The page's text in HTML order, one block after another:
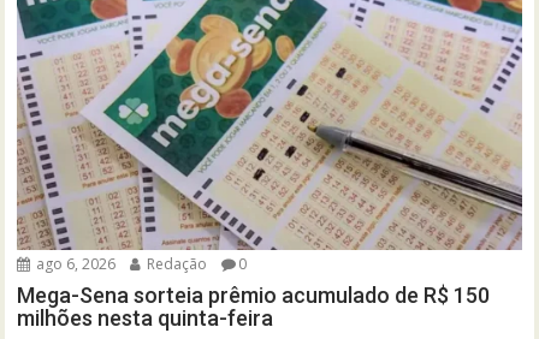
ago 6, 2026 Redação 0
Mega-Sena sorteia prêmio acumulado de R$ 150
milhões nesta quinta-feira